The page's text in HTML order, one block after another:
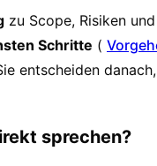
zu Scope, Risiken
Schritte (
entscheiden
sprechen?